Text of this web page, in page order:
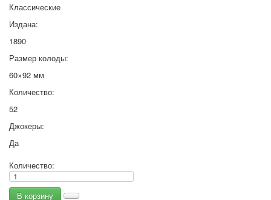
Классические
Издана:
1890
Размер колоды:
60×92 мм
Количество:
52
Джокеры:
Да
Количество: